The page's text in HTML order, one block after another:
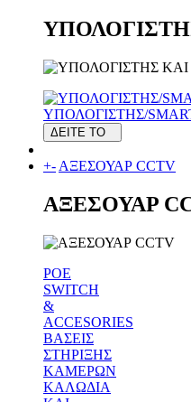
ΥΠΟΛΟΓΙΣΤΗΣ/
ΔΕΙΤΕ ΤΟ
+- ΑΞΕΣΟΥΑΡ CCTV
ΑΞΕΣΟΥΑΡ
POE
SWITCH
&
ACCESORIES
ΒΑΣΕΙΣ
ΣΤΗΡΙΞΗΣ
ΚΑΜΕΡΩΝ
ΚΑΛΩΔΙΑ